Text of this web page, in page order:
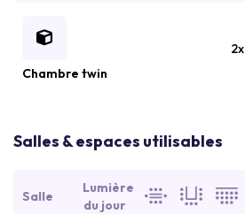
Chambre twin
2x
Salles & espaces utilisables
Salle
Lumière
du jour